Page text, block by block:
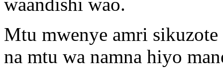
Mtu mwenye amri
na mtu wa namna hiyo